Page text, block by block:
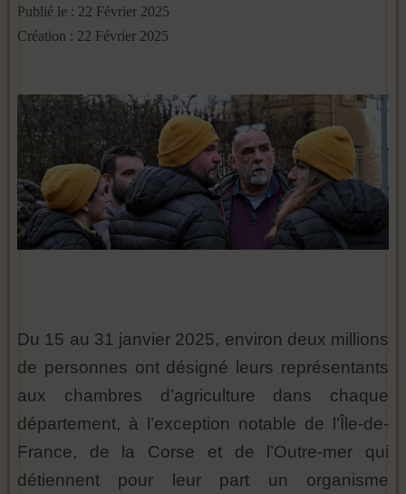
Publié le : 22 Février 2025
Création : 22 Février 2025
Du 15 au 31 janvier 2025, environ deux millions
de personnes ont désigné leurs représentants
aux chambres d’agriculture dans chaque
département, à l’exception notable de l’Île-de-
France, de la Corse et de l’Outre-mer qui
détiennent pour leur part un organisme